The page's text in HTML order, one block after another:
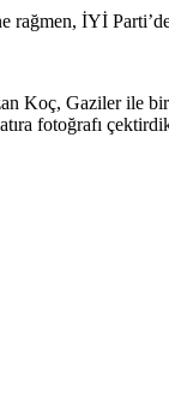
rağmen, İYİ
Koç, Gaziler ile
fotoğrafı